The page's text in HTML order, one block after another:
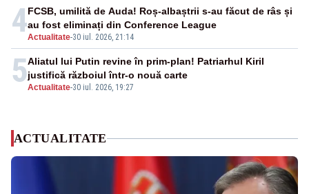
4Actualitate-30 iul. 2026, 21:14
FCSB, umilită de Auda! Roș-albaștrii s-au făcut de râs și
au fost eliminați din Conference League
5Actualitate-30 iul. 2026, 19:27
Aliatul lui Putin revine în prim-plan! Patriarhul Kiril
justifică războiul într-o nouă carte
ACTUALITATE